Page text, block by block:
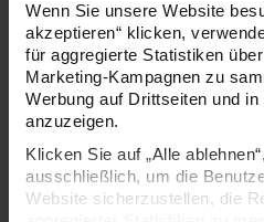
Wenn Sie unsere Website
akzeptieren“ klicken,
für aggregierte Statistiken
Marketing-Kampagnen zu
Werbung auf Drittseiten und
anzuzeigen.
Klicken Sie auf „Alle
ausschließlich, um die
Website sicherzustellen, die
den selbstklebenden Zahlen -
Türchen immer ausgeschlossen!
Inhalt: 4 Bogen mit 24
Zahlen 1-24
Größe: Ø 28 mm